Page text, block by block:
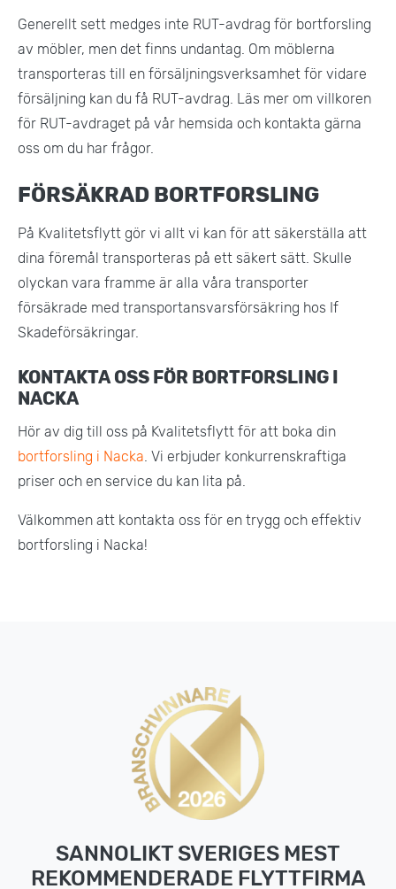
Generellt sett medges inte RUT-avdrag för bortforsling
av möbler, men det finns undantag. Om möblerna
transporteras till en försäljningsverksamhet för vidare
försäljning kan du få RUT-avdrag. Läs mer om villkoren
för RUT-avdraget på vår hemsida och kontakta gärna
oss om du har frågor.
FÖRSÄKRAD BORTFORSLING
På Kvalitetsflytt gör vi allt vi kan för att säkerställa att
dina föremål transporteras på ett säkert sätt. Skulle
olyckan vara framme är alla våra transporter
försäkrade med transportansvarsförsäkring hos If
Skadeförsäkringar.
KONTAKTA OSS FÖR BORTFORSLING I
NACKA
Hör av dig till oss på Kvalitetsflytt för att boka din
bortforsling i Nacka. Vi erbjuder konkurrenskraftiga
priser och en service du kan lita på.
Välkommen att kontakta oss för en trygg och effektiv
bortforsling i Nacka!
SANNOLIKT SVERIGES MEST
REKOMMENDERADE FLYTTFIRMA